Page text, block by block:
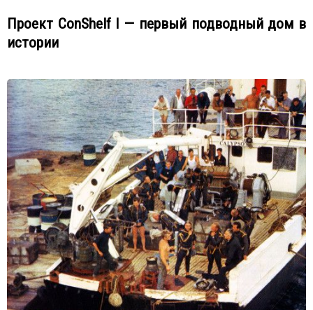
Проект ConShelf I — первый подводный дом в
истории